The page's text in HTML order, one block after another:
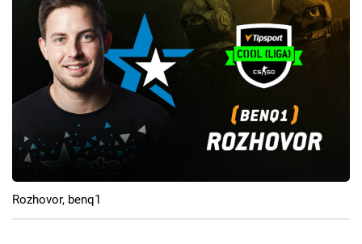
Filmy
Seriály
Hry
Cool Esport
Pořady
TV Program
Rozhovor, benq1